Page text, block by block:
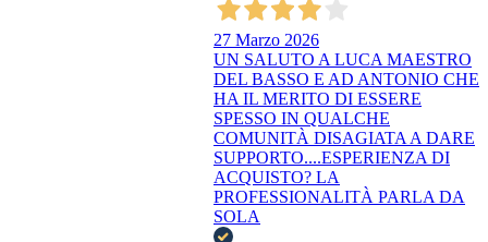
27 Marzo 2026
UN SALUTO A LUCA MAESTRO
DEL BASSO E AD ANTONIO CHE
HA IL MERITO DI ESSERE
SPESSO IN QUALCHE
COMUNITÀ DISAGIATA A DARE
SUPPORTO....ESPERIENZA DI
ACQUISTO? LA
PROFESSIONALITÀ PARLA DA
SOLA